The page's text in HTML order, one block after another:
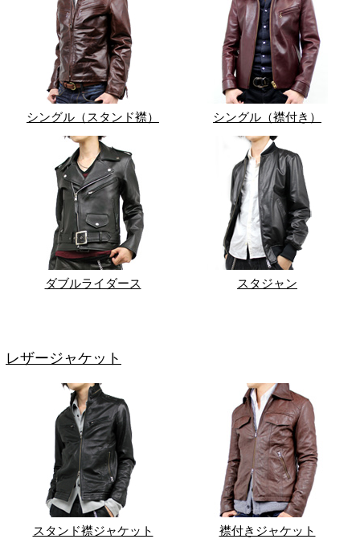
シングル（スタンド襟） シングル（襟付き）
ダブルライダース スタジャン
レザージャケット
スタンド襟ジャケット 襟付きジャケット